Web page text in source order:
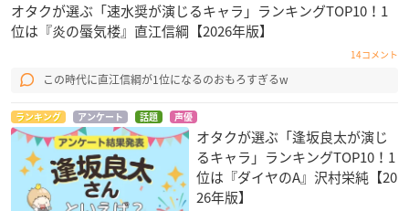
オタクが選ぶ「速水奨が演じるキャラ」ランキングTOP10！1
位は『炎の蜃気楼』直江信綱【2026年版】
14コメント
この時代に直江信綱が1位になるのおもろすぎるw
ランキング アンケート 話題 声優
オタクが選ぶ「逢坂良太が演じ
るキャラ」ランキングTOP10！1
位は『ダイヤのA』沢村栄純【20
26年版】